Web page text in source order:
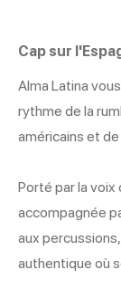
Cap sur
Alma Latina
rythme de la
américains et
Porté par la voix
accompagnée
aux
authentique où